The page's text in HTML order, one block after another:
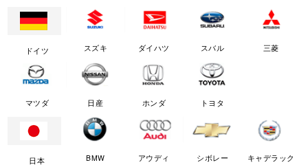
ドイツ スズキ ダイハツ スバル 三菱
マツダ 日産 ホンダ トヨタ
日本 BMW アウディ シボレー キャデラック